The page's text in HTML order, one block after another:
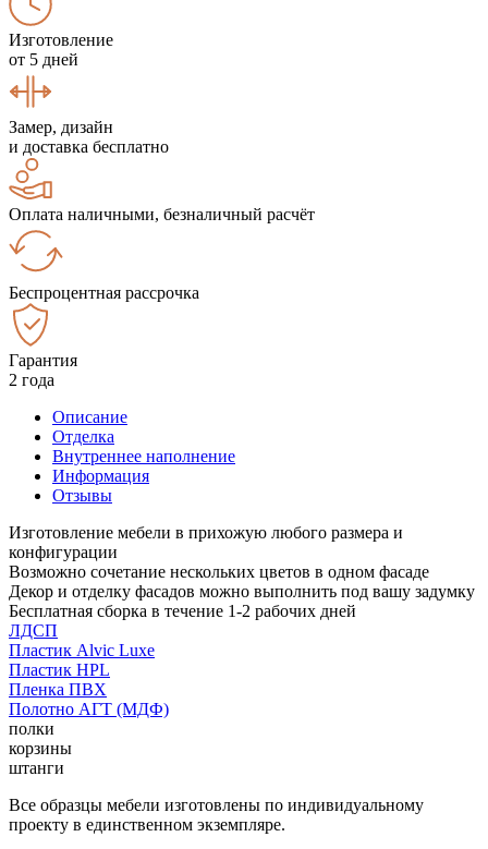
Изготовление
от 5 дней
Замер, дизайн
и доставка бесплатно
Оплата наличными, безналичный расчёт
Беспроцентная рассрочка
Гарантия
2 года
Описание
Отделка
Внутреннее наполнение
Информация
Отзывы
Изготовление мебели в прихожую любого размера и
конфигурации
Возможно сочетание нескольких цветов в одном фасаде
Декор и отделку фасадов можно выполнить под вашу задумку
Бесплатная сборка в течение 1-2 рабочих дней
ЛДСП
Пластик Alvic Luxe
Пластик HPL
Пленка ПВХ
Полотно АГТ (МДФ)
полки
корзины
штанги
Все образцы мебели изготовлены по индивидуальному
проекту в единственном экземпляре.